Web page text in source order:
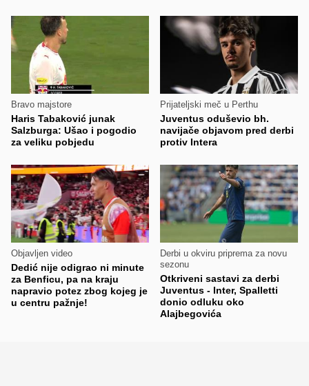
Bravo majstore
Haris Tabaković junak
Salzburga: Ušao i pogodio
za veliku pobjedu
Prijateljski meč u Perthu
Juventus oduševio bh.
navijače objavom pred derbi
protiv Intera
Objavljen video
Dedić nije odigrao ni minute
za Benficu, pa na kraju
napravio potez zbog kojeg je
u centru pažnje!
Derbi u okviru priprema za novu
sezonu
Otkriveni sastavi za derbi
Juventus - Inter, Spalletti
donio odluku oko
Alajbegovića